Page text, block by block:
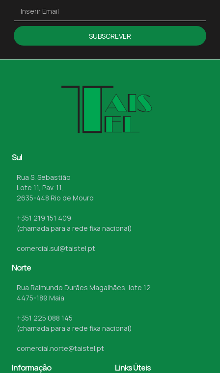
SUBSCREVER
Sul
Rua S. Sebastião
Lote 11, Pav. 11,
2635-448 Rio de Mouro
+351 219 151 409
(chamada para a rede fixa nacional)
comercial.sul@taistel.pt
Norte
Rua Raimundo Durães Magalhães, lote 12
4475-189 Maia
+351 225 088 145
(chamada para a rede fixa nacional)
comercial.norte@taistel.pt
Informação Links Úteis